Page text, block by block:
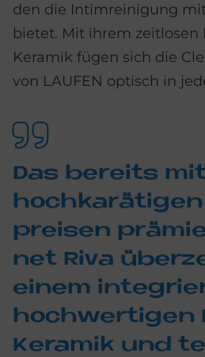
den die Intimreinigung
bietet. Mit ihrem zeitlosen
Keramik fügen sich die
von LAUFEN optisch in
Das be­reits
prei­sen
net Riva
ei­nem
hoch­wer­ti­gen
Ke­ra­mik und